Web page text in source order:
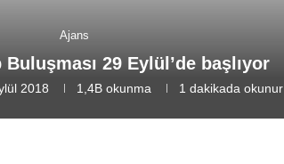
Ajans
29 Eylül’de başlıyor
2018 1,4B okunma 1 dakikada okunur